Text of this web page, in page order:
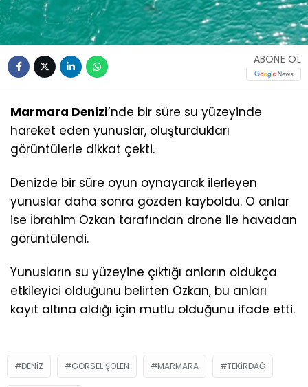
ABONE OL
Marmara Denizi’nde bir süre su yüzeyinde
hareket eden yunuslar, oluşturdukları
görüntülerle dikkat çekti.
Denizde bir süre oyun oynayarak ilerleyen
yunuslar daha sonra gözden kayboldu. O anlar
ise İbrahim Özkan tarafından drone ile havadan
görüntülendi.
Yunusların su yüzeyine çıktığı anların oldukça
etkileyici olduğunu belirten Özkan, bu anları
kayıt altına aldığı için mutlu olduğunu ifade etti.
DENIZ GÖRSEL ŞÖLEN MARMARA TEKIRDAĞ